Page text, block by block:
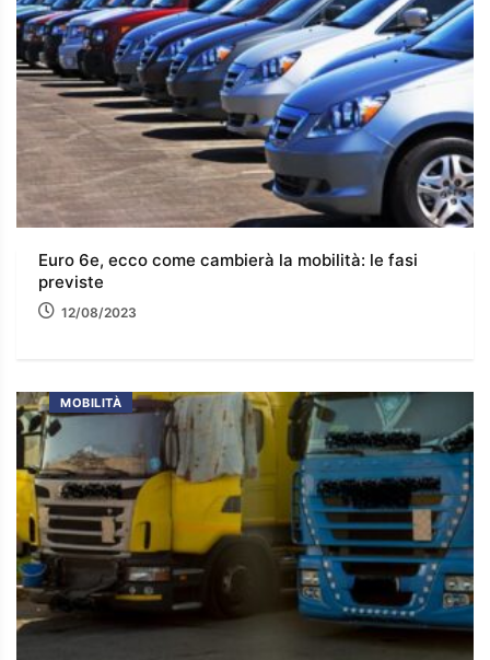
Euro 6e, ecco come cambierà la mobilità: le fasi
previste
12/08/2023
MOBILITÀ